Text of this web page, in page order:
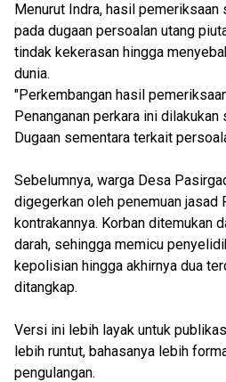
Menurut Indra, hasil pemeriksaan
pada dugaan persoalan utang
tindak kekerasan hingga
dunia.
"Perkembangan hasil
Penanganan perkara ini
Dugaan sementara terkait
Sebelumnya, warga Desa
digegerkan oleh penemuan jasad
kontrakannya. Korban ditemukan
darah, sehingga memicu
kepolisian hingga akhirnya dua
ditangkap.
Versi ini lebih layak untuk
lebih runtut, bahasanya lebih
pengulangan.